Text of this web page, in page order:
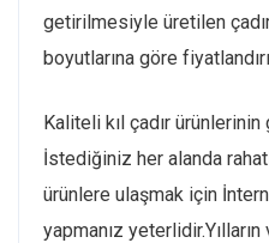
getirilmesiyle üretilen
boyutlarına göre
Kaliteli kıl çadır
İstediğiniz her alanda
ürünlere ulaşmak için
yapmanız